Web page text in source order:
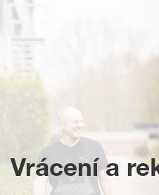
Vrácení a